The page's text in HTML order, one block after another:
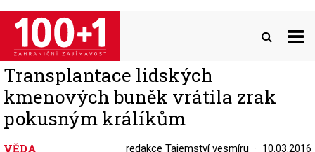
Přejít
hlavnímu
obsahu
Transplantace lidských
kmenových buněk vrátila zrak
pokusným králíkům
VĚDA redakce Tajemství vesmíru 10.03.2016